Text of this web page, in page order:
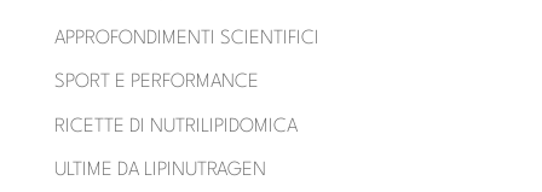
APPROFONDIMENTI SCIENTIFICI
SPORT E PERFORMANCE
RICETTE DI NUTRILIPIDOMICA
ULTIME DA LIPINUTRAGEN